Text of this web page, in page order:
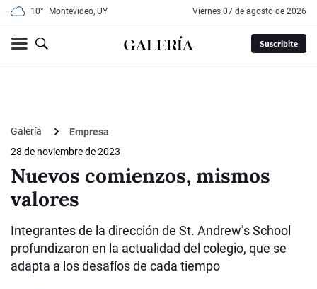
10° Montevideo, UY viernes 07 de agosto de 2026
Suscribite
Galería
Empresa
28 de noviembre de 2023
Nuevos comienzos, mismos
valores
Integrantes de la dirección de St. Andrew’s School
profundizaron en la actualidad del colegio, que se
adapta a los desafíos de cada tiempo